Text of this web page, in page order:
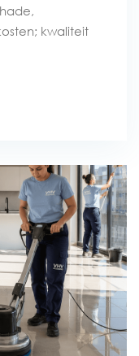
kwaliteit